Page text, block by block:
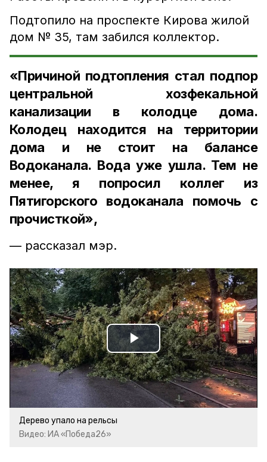
Подтопило на проспекте Кирова жилой
дом № 35, там забился коллектор.
«Причиной подтопления стал подпор
центральной хозфекальной
канализации в колодце дома.
Колодец находится на территории
дома и не стоит на балансе
Водоканала. Вода уже ушла. Тем не
менее, я попросил коллег из
Пятигорского водоканала помочь с
прочисткой»,
— рассказал мэр.
Play
Video
Дерево упало на рельсы
Видео: ИА «Победа26»